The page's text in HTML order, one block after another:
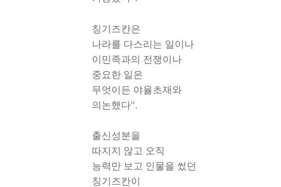
칭기즈칸은
나라를 다스리는 일이나
이민족과의 전쟁이나
중요한 일은
무엇이든 야율초재와
의논했다".
출신성분을
따지지 않고 오직
능력만 보고 인물을 썼던
칭기즈칸이